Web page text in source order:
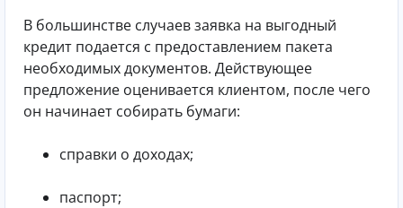
В большинстве случаев заявка на выгодный
кредит подается с предоставлением пакета
необходимых документов. Действующее
предложение оценивается клиентом, после чего
он начинает собирать бумаги:
справки о доходах;
паспорт;